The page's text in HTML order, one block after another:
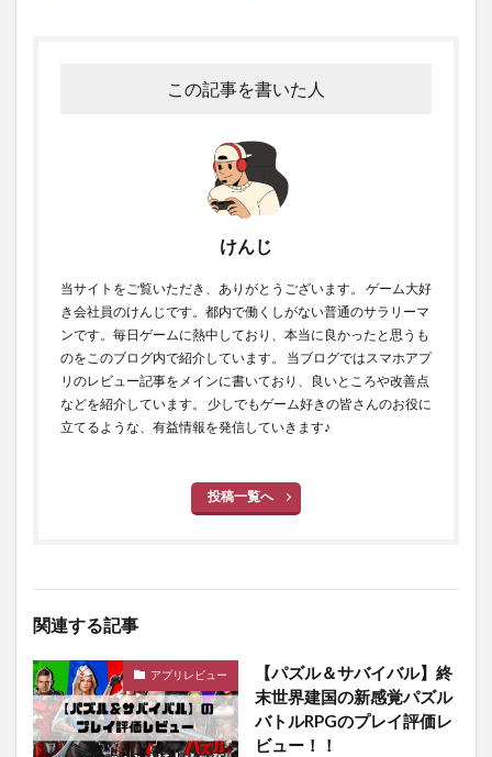
この記事を書いた人
けんじ
当サイトをご覧いただき、ありがとうございます。 ゲーム大好
き会社員のけんじです。都内で働くしがない普通のサラリーマ
ンです。毎日ゲームに熱中しており、本当に良かったと思うも
のをこのブログ内で紹介しています。 当ブログではスマホアプ
リのレビュー記事をメインに書いており、良いところや改善点
などを紹介しています。 少しでもゲーム好きの皆さんのお役に
立てるような、有益情報を発信していきます♪
投稿一覧へ
関連する記事
アプリレビュー
【パズル＆サバイバル】終
末世界建国の新感覚パズル
バトルRPGのプレイ評価レ
ビュー！！